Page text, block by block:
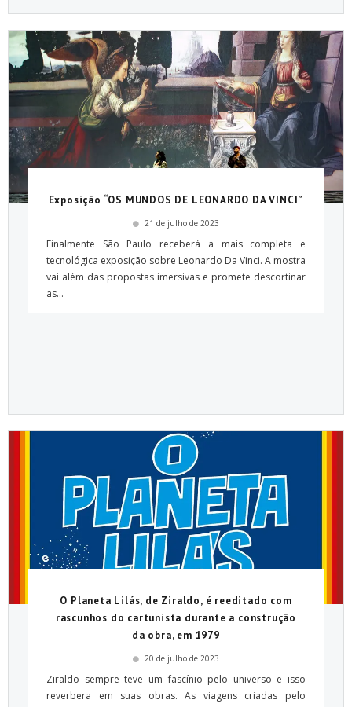
Exposição “OS MUNDOS DE LEONARDO DA VINCI”
21 de julho de 2023
Finalmente São Paulo receberá a mais completa e
tecnológica exposição sobre Leonardo Da Vinci. A mostra
vai além das propostas imersivas e promete descortinar
as...
O Planeta Lilás, de Ziraldo, é reeditado com
rascunhos do cartunista durante a construção
da obra, em 1979
20 de julho de 2023
Ziraldo sempre teve um fascínio pelo universo e isso
reverbera em suas obras. As viagens criadas pelo